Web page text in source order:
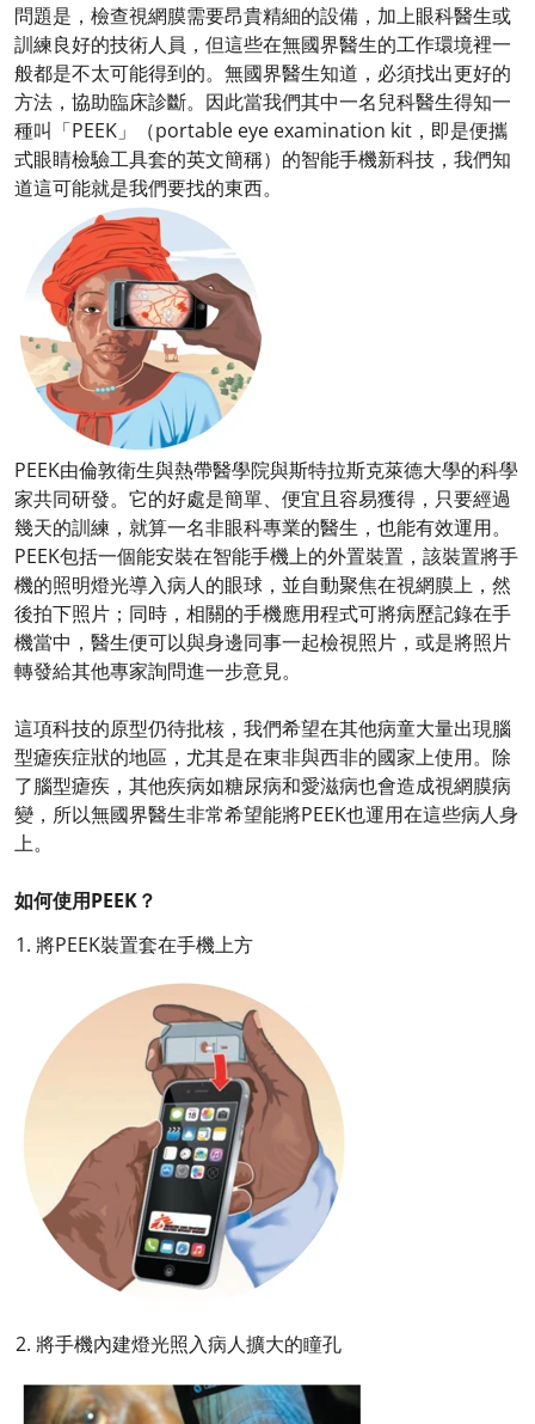
問題是，檢查視網膜需要昂貴精細的設備，加上眼科醫生或
訓練良好的技術人員，但這些在無國界醫生的工作環境裡一
般都是不太可能得到的。無國界醫生知道，必須找出更好的
方法，協助臨床診斷。因此當我們其中一名兒科醫生得知一
種叫「PEEK」（portable eye examination kit，即是便攜
式眼睛檢驗工具套的英文簡稱）的智能手機新科技，我們知
道這可能就是我們要找的東西。
PEEK由倫敦衛生與熱帶醫學院與斯特拉斯克萊德大學的科學
家共同研發。它的好處是簡單、便宜且容易獲得，只要經過
幾天的訓練，就算一名非眼科專業的醫生，也能有效運用。
PEEK包括一個能安裝在智能手機上的外置裝置，該裝置將手
機的照明燈光導入病人的眼球，並自動聚焦在視網膜上，然
後拍下照片；同時，相關的手機應用程式可將病歷記錄在手
機當中，醫生便可以與身邊同事一起檢視照片，或是將照片
轉發給其他專家詢問進一步意見。
這項科技的原型仍待批核，我們希望在其他病童大量出現腦
型瘧疾症狀的地區，尤其是在東非與西非的國家上使用。除
了腦型瘧疾，其他疾病如糖尿病和愛滋病也會造成視網膜病
變，所以無國界醫生非常希望能將PEEK也運用在這些病人身
上。
如何使用PEEK？
1. 將PEEK裝置套在手機上方
2. 將手機內建燈光照入病人擴大的瞳孔